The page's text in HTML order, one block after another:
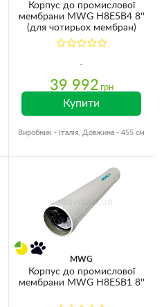
Корпус до промислової
мембрани MWG H8E5B4 8''
(для чотирьох мембран)
39 992 грн
Купити
Виробник - Італія, Довжина - 455 см
MWG
Корпус до промислової
мембрани MWG H8E5B1 8''